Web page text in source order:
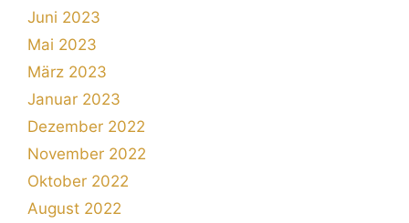
Juni 2023
Mai 2023
März 2023
Januar 2023
Dezember 2022
November 2022
Oktober 2022
August 2022